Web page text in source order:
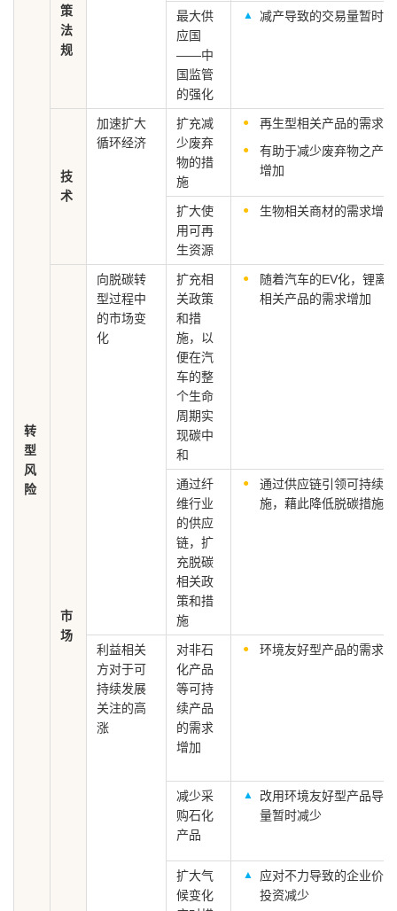
转
型
风
险
策
法
规
最大供
应国
——中
国监管
的强化
减产导致的交易量暂时
技
术
加速扩大
循环经济
扩充减
少废弃
物的措
施
再生型相关产品的需求
有助于减少废弃物之产
增加
扩大使
用可再
生资源
生物相关商材的需求增加
市
场
向脱碳转
型过程中
的市场变
化
扩充相
关政策
和措
施，以
便在汽
车的整
个生命
周期实
现碳中
和
随着汽车的EV化，锂离
相关产品的需求增加
通过纤
维行业
的供应
链，扩
充脱碳
相关政
策和措
施
通过供应链引领可持续
施，藉此降低脱碳措施
利益相关
方对于可
持续发展
关注的高
涨
对非石
化产品
等可持
续产品
的需求
增加
环境友好型产品的需求
减少采
购石化
产品
改用环境友好型产品导
量暂时减少
扩大气
候变化
应对不力导致的企业价
投资减少